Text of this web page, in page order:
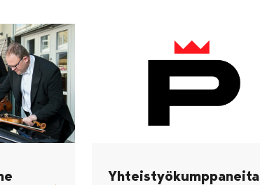
Yhteistyökumppaneita